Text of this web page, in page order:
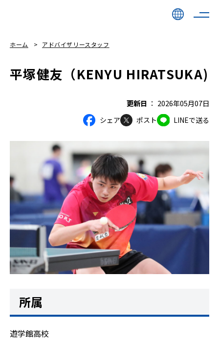
ホーム アドバイザリースタッフ
平塚健友（KENYU HIRATSUKA)
更新日 2026年05月07日
シェア ポスト LINEで送る
所属
遊学館高校